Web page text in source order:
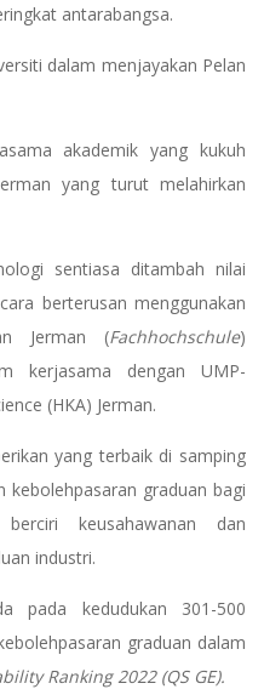
antarabangsa.
dalam menjayakan Pelan
akademik yang kukuh
yang turut melahirkan
sentiasa ditambah nilai
berterusan menggunakan
Jerman (Fachhochschule)
kerjasama dengan UMP-
(HKA) Jerman.
yang terbaik di samping
kebolehpasaran graduan bagi
keusahawanan dan
industri.
pada kedudukan 301-500
graduan dalam
Ranking 2022 (QS GE).